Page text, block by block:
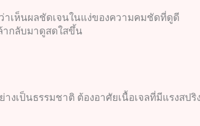
าเห็นผลชัดเจนในแง่ของความคมชัดที่ดูดี
ากลับมาดูสดใสขึ้น
งเป็นธรรมชาติ ต้องอาศัยเนื้อเจลที่มีแรงสปริ